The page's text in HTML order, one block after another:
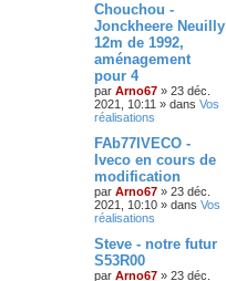
Chouchou -
Jonckheere Neuilly
12m de 1992,
aménagement
pour 4
par Arno67 » 23 déc.
2021, 10:11 » dans Vos
réalisations
FAb77IVECO -
Iveco en cours de
modification
par Arno67 » 23 déc.
2021, 10:10 » dans Vos
réalisations
Steve - notre futur
S53R00
par Arno67 » 23 déc.